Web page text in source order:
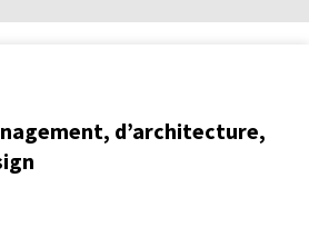
d’architecture,